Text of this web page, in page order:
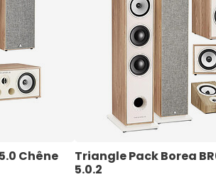
Chêne
Triangle Pack Borea
5.0.2